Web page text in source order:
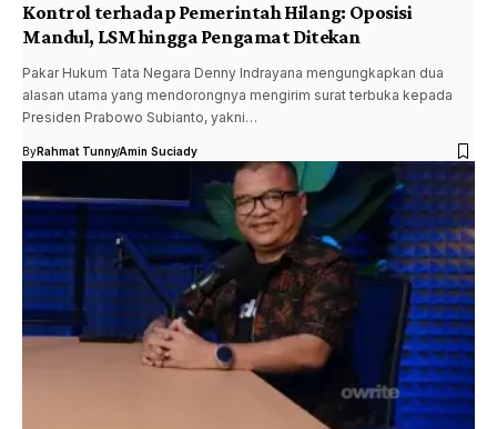
Kontrol terhadap Pemerintah Hilang: Oposisi
Mandul, LSM hingga Pengamat Ditekan
Pakar Hukum Tata Negara Denny Indrayana mengungkapkan dua
alasan utama yang mendorongnya mengirim surat terbuka kepada
Presiden Prabowo Subianto, yakni…
ByRahmat TunnyAmin Suciady